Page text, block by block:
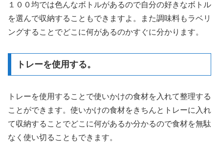
１００均では色んなボトルがあるので自分の好きなボトル
を選んで収納することもできますよ。また調味料もラベリ
ングすることでどこに何があるのかすぐに分かります。
トレーを使用する。
トレーを使用することで使いかけの食材を入れて整理する
ことができます。使いかけの食材をきちんとトレーに入れ
て収納することでどこに何があるか分かるので食材を無駄
なく使い切ることもできます。